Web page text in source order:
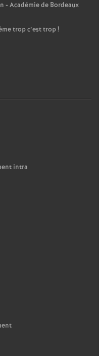
- Académie de Bordeaux
trop c’est trop!
intra